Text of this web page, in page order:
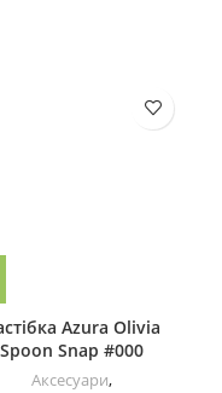
Azura Olivia
Spoon Snap #000
Аксесуари,